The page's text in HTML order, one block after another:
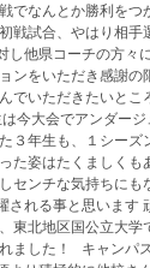
でなんとか勝利を
戦試合、やはり相手
他県コーチの方々
ンをいただき感謝
でいただきたいと
今大会でアンダー
３年生も、１シー
た姿はたくましく
センチな気持ちに
される事と思いま
東北地区国公立大学
ました！ キャンパ